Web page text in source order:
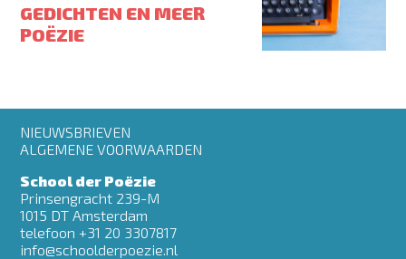
GEDICHTEN EN MEER
POËZIE
Footer
menu
NIEUWSBRIEVEN
ALGEMENE VOORWAARDEN
School der Poëzie
Prinsengracht 239-M
1015 DT Amsterdam
telefoon +31 20 3307817
info@schoolderpoezie.nl